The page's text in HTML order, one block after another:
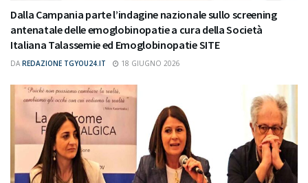
Dalla Campania parte l’indagine nazionale sullo screening
antenatale delle emoglobinopatie a cura della Società
Italiana Talassemie ed Emoglobinopatie SITE
DA REDAZIONE TGYOU24.IT 18 GIUGNO 2026